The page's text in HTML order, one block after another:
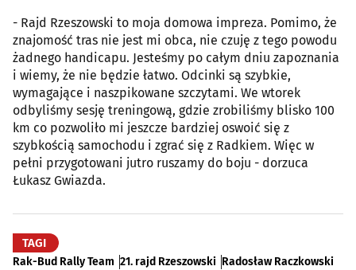
- Rajd Rzeszowski to moja domowa impreza. Pomimo, że
znajomość tras nie jest mi obca, nie czuję z tego powodu
żadnego handicapu. Jesteśmy po całym dniu zapoznania
i wiemy, że nie będzie łatwo. Odcinki są szybkie,
wymagające i naszpikowane szczytami. We wtorek
odbyliśmy sesję treningową, gdzie zrobiliśmy blisko 100
km co pozwoliło mi jeszcze bardziej oswoić się z
szybkością samochodu i zgrać się z Radkiem. Więc w
pełni przygotowani jutro ruszamy do boju - dorzuca
Łukasz Gwiazda.
TAGI
Rak-Bud Rally Team 21. rajd Rzeszowski Radosław Raczkowski